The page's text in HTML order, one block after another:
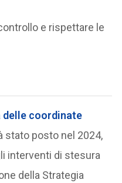
e rispettare le
delle coordinate
stato posto nel 2024,
interventi di stesura
della Strategia